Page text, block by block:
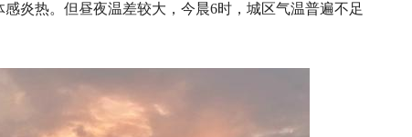
炎热。但昼夜温差较大，今晨6时，城区气温普遍不足